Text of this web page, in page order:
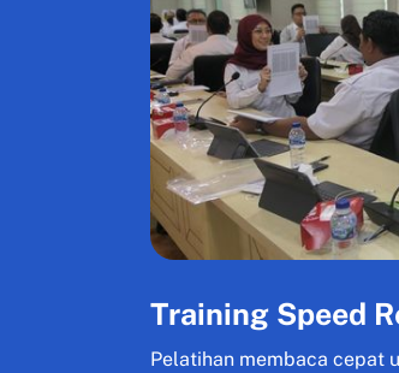
Training Speed
Pelatihan membaca cepat